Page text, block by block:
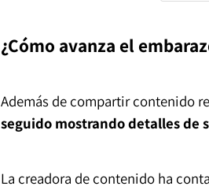
¿Cómo avanza el
Además de compartir contenido
seguido mostrando detalles de
La creadora de contenido ha